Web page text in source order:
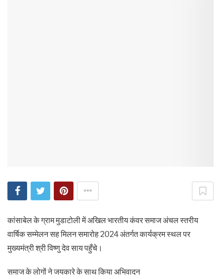
कांसाबेल के ग्राम मुडाटोली में अखिल भारतीय कंवर समाज अंचल स्तरीय
वार्षिक सम्मेलन सह मिलन समारोह 2024 अंतर्गत कार्यक्रम स्थल पर
मुख्यमंत्री श्री विष्णु देव साय पहुँचे।
समाज के लोगों ने जयकारे के साथ किया अभिवादन